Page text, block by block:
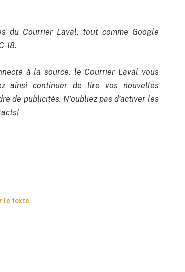
du Courrier Laval, tout comme Google
18.
à la source, le Courrier Laval vous
ainsi continuer de lire vos nouvelles
de publicités. N’oubliez pas d’activer les
le texte